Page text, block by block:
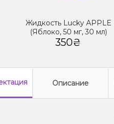
Жидкость Lucky APPLE
(Яблоко, 50 мг, 30 мл)
350₴
Описание